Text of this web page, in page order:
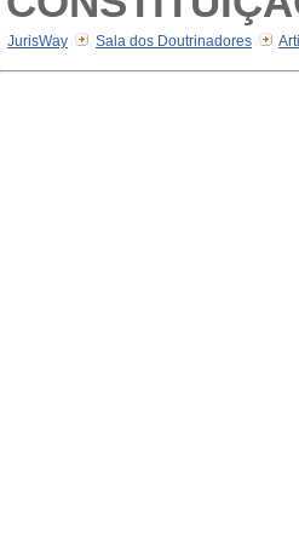
JurisWay Sala dos Doutrinadores